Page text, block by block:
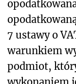
7 ustawy o
warunkiem
podmiot,